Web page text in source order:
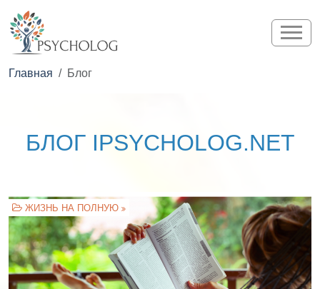
Главная Блог
БЛОГ IPSYCHOLOG.NET
ЖИЗНЬ НА ПОЛНУЮ